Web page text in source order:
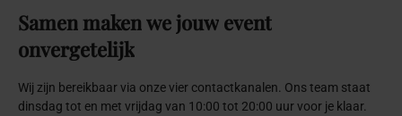
Samen makenwejouw event
onvergetelijk
Wij zijn bereikbaar via onze vier contactkanalen. Ons team staat
dinsdag tot en met vrijdag van 10:00 tot 20:00 uur voor je klaar.